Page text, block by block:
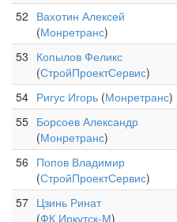
52 Вахотин Алексей
(Монретранс)
53 Копылов Феликс
(СтройПроектСервис)
54 Ригус Игорь (Монретранс)
55 Борсоев Александр
(Монретранс)
56 Попов Владимир
(СтройПроектСервис)
57 Цзинь Ринат
(ФК Иркутск-М)